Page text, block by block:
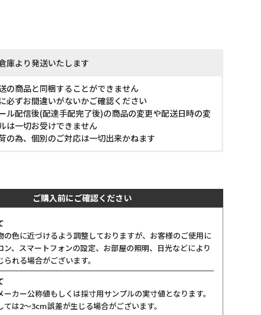
庫より発送いたします
の商品と同梱することができません
必ずお間違いがないかご確認ください
ル配信後(配達手配完了後)の商品の変更や配送日時の変
は一切お受けできません
の為、個別のご対応は一切出来かねます
ご購入前にご確認ください
の色に近づけるよう調整しておりますが、お客様のご使用に
ン、スマートフォンの設定、お部屋の照明、日光などにより
れる場合がございます。
ーカー公称値もしくは採寸用サンプルの実寸値となります。
は2〜3cm誤差が生じる場合がございます。